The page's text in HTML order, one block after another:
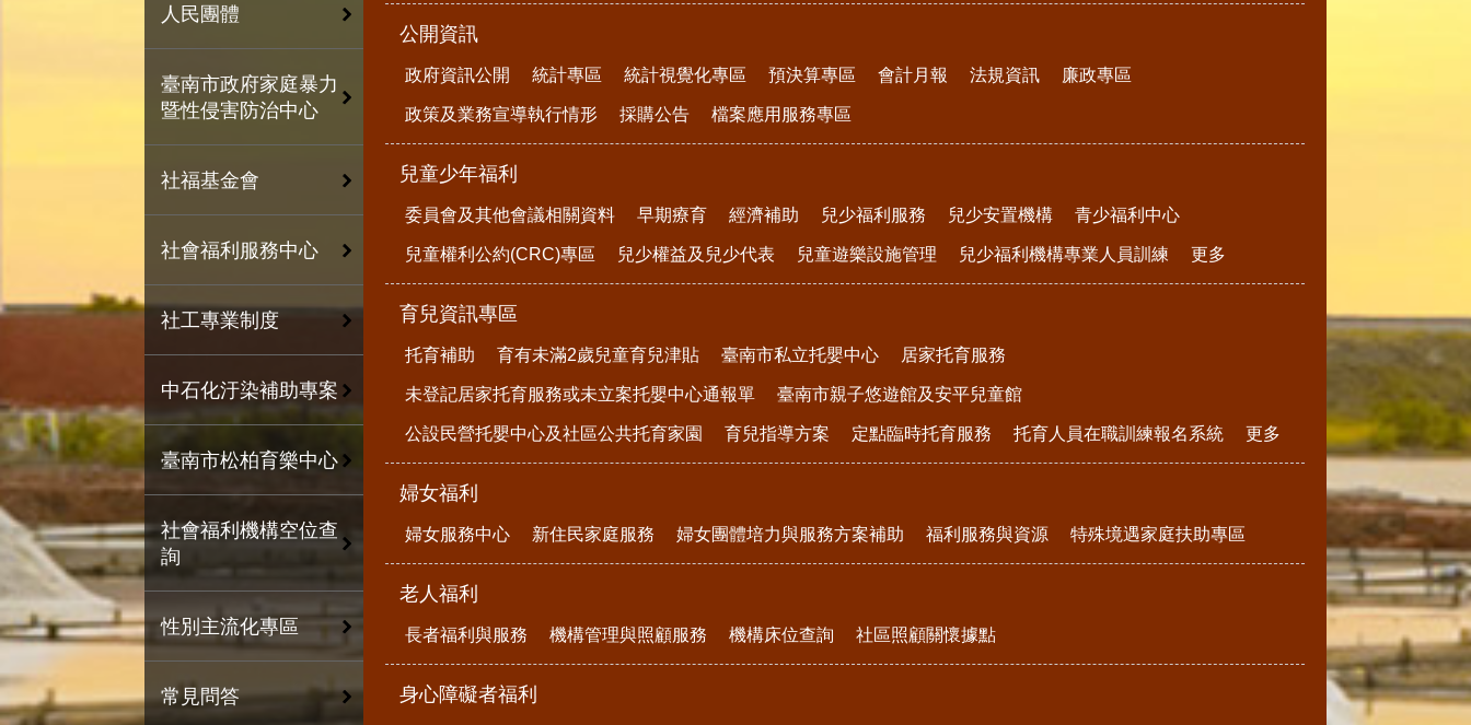
人民團體
臺南市政府家庭暴力
暨性侵害防治中心
社福基金會
社會福利服務中心
社工專業制度
中石化汙染補助專案
臺南市松柏育樂中心
社會福利機構空位查
詢
性別主流化專區
常見問答
公開資訊
政府資訊公開 統計專區 統計視覺化專區 預決算專區 會計月報 法規資訊 廉政專區
政策及業務宣導執行情形 採購公告 檔案應用服務專區
兒童少年福利
委員會及其他會議相關資料 早期療育 經濟補助 兒少福利服務 兒少安置機構 青少福利中心
兒童權利公約(CRC)專區 兒少權益及兒少代表 兒童遊樂設施管理 兒少福利機構專業人員訓練 更多
育兒資訊專區
托育補助 育有未滿2歲兒童育兒津貼 臺南市私立托嬰中心 居家托育服務
未登記居家托育服務或未立案托嬰中心通報單 臺南市親子悠遊館及安平兒童館
公設民營托嬰中心及社區公共托育家園 育兒指導方案 定點臨時托育服務 托育人員在職訓練報名系統 更多
婦女福利
婦女服務中心 新住民家庭服務 婦女團體培力與服務方案補助 福利服務與資源 特殊境遇家庭扶助專區
老人福利
長者福利與服務 機構管理與照顧服務 機構床位查詢 社區照顧關懷據點
身心障礙者福利